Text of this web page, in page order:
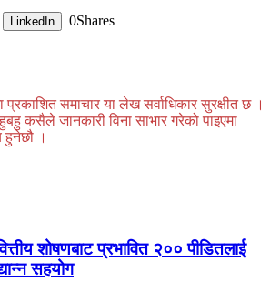
LinkedIn 0Shares
प्रकाशित समाचार या लेख सर्वाधिकार सुरक्षीत छ ।
कसैले जानकारी विना साभार गरेको पाइएमा
हुनेछौ ।
शोषणबाट प्रभावित २०० पीडितलाई
सहयोग